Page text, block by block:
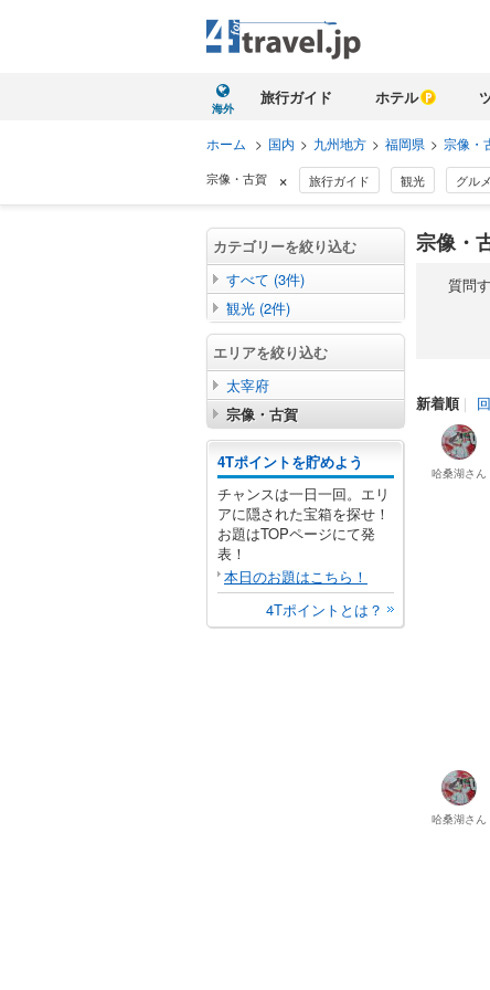
海外
旅行ガイド ホテル
ホーム > 国内 > 九州地方 > 福岡県 > 宗像・
宗像・古賀 × 旅行ガイド 観光 グルメ
宗像・
質問
新着順｜
哈桑湖さん
哈桑湖さん
カテゴリーを絞り込む
すべて (3件)
観光 (2件)
エリアを絞り込む
太宰府
宗像・古賀
4Tポイントを貯めよう
チャンスは一日一回。エリ
アに隠された宝箱を探せ！
お題はTOPページにて発
表！
本日のお題はこちら！
4Tポイントとは？